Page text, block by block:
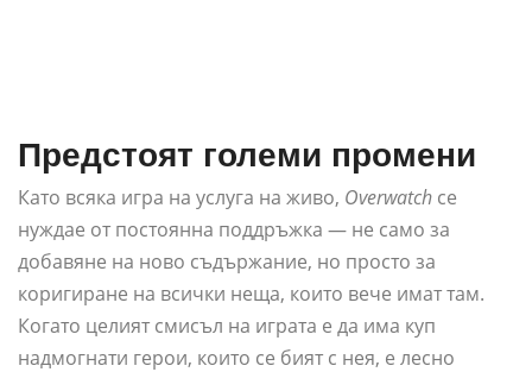
Предстоят големи промени
Като всяка игра на услуга на живо, Overwatch се
нуждае от постоянна поддръжка — не само за
добавяне на ново съдържание, но просто за
коригиране на всички неща, които вече имат там.
Когато целият смисъл на играта е да има куп
надмогнати герои, които се бият с нея, е лесно